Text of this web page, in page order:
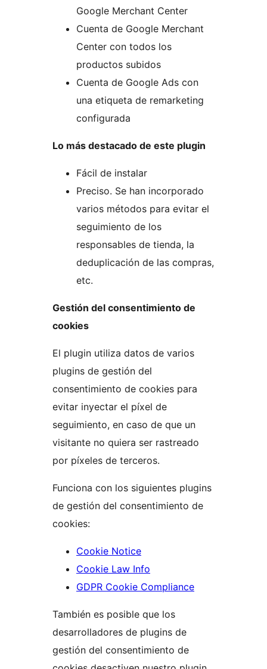
Google Merchant Center
Cuenta de Google Merchant
Center con todos los
productos subidos
Cuenta de Google Ads con
una etiqueta de remarketing
configurada
Lo más destacado de este plugin
Fácil de instalar
Preciso. Se han incorporado
varios métodos para evitar el
seguimiento de los
responsables de tienda, la
deduplicación de las compras,
etc.
Gestión del consentimiento de
cookies
El plugin utiliza datos de varios
plugins de gestión del
consentimiento de cookies para
evitar inyectar el píxel de
seguimiento, en caso de que un
visitante no quiera ser rastreado
por píxeles de terceros.
Funciona con los siguientes plugins
de gestión del consentimiento de
cookies:
Cookie Notice
Cookie Law Info
GDPR Cookie Compliance
También es posible que los
desarrolladores de plugins de
gestión del consentimiento de